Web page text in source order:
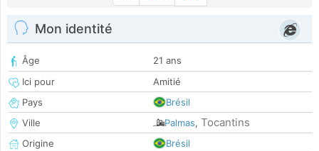
Mon identité
Âge
21 ans
Ici pour
Amitié
Pays
Brésil
Ville
Palmas, Tocantins
Origine
Brésil